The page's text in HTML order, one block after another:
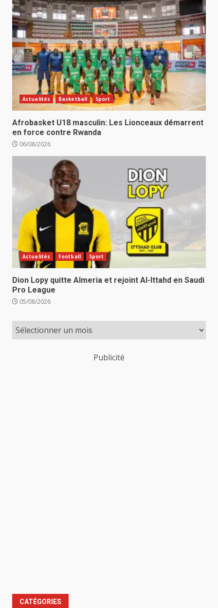
Actualités Basketball Sport
Afrobasket U18 masculin: Les Lionceaux démarrent
en force contre Rwanda
06/08/2026
Actualités Football Sport
Dion Lopy quitte Almeria et rejoint Al-Ittahd en Saudi
Pro League
05/08/2026
Publicité
CATÉGORIES